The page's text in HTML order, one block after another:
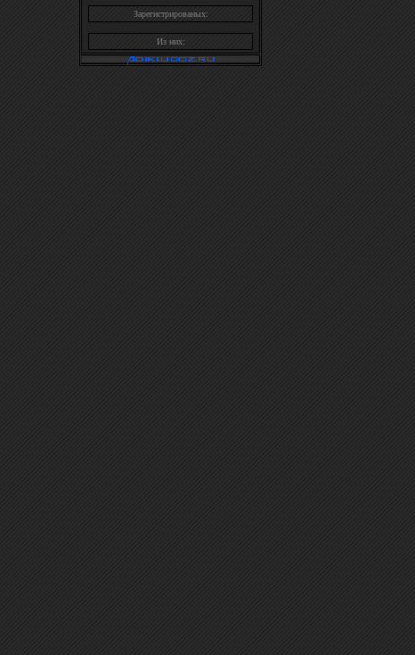
Зарегистрированых:
Из них: